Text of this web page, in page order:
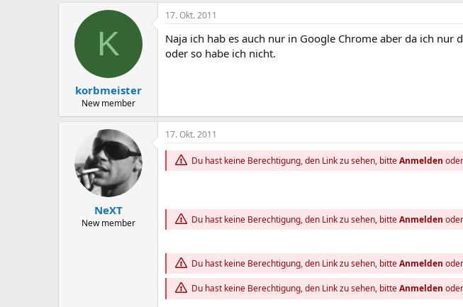
K
korbmeister
New member
17. Okt. 2011
Naja ich hab es auch nur in Google Chrome aber da ich nur
oder so habe ich nicht.
NeXT
New member
17. Okt. 2011
Du hast keine Berechtigung, den Link zu sehen, bitteAnmelden oder
Du hast keine Berechtigung, den Link zu sehen, bitteAnmelden oder
Du hast keine Berechtigung, den Link zu sehen, bitteAnmelden oder
Du hast keine Berechtigung, den Link zu sehen, bitteAnmelden oder